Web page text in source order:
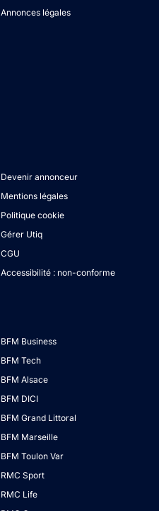
Annonces légales
Devenir annonceur
Mentions légales
Politique cookie
Gérer Utiq
CGU
Accessibilité : non-conforme
BFM Business
BFM Tech
BFM Alsace
BFM DICI
BFM Grand Littoral
BFM Marseille
BFM Toulon Var
RMC Sport
RMC Life